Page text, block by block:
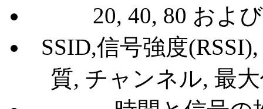
20, 40, 80 およ
SSID,信号強度
質, チャンネル, 最